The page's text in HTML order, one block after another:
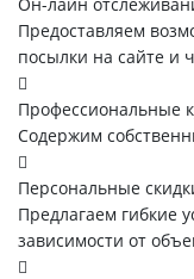
Предоставляем
посылки на сайте и
Профессиональные
Содержим
Персональные
Предлагаем гибкие
зависимости от